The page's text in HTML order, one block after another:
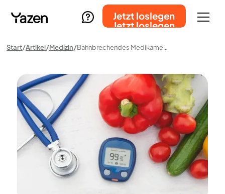
Jetzt loslegen
Jetzt loslegen
Start Artikel Medizin Bahnbrechendes Medikament Zur Gewichtsreduktion Senkt Das Diabetesrisiko Um 94 %